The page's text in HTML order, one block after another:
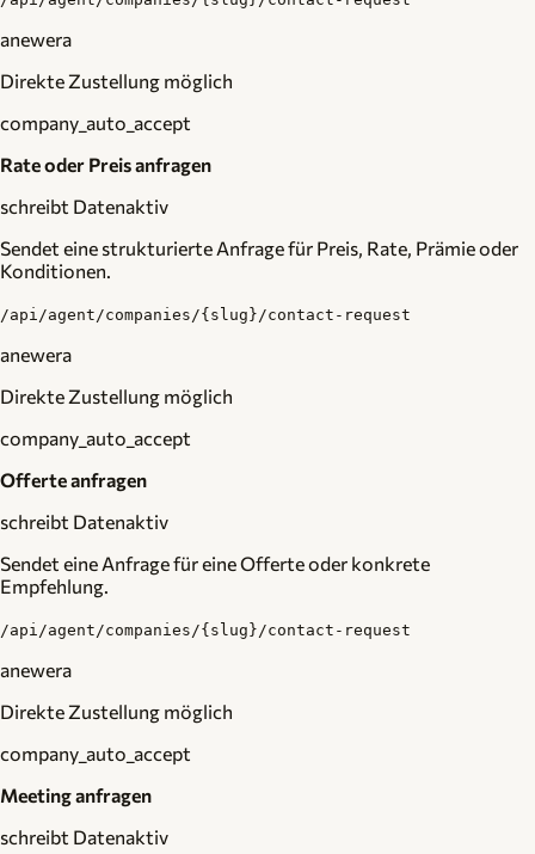
anewera
Direkte Zustellung möglich
company_auto_accept
Rate oder Preis anfragen
schreibt Datenaktiv
Sendet eine strukturierte Anfrage für Preis, Rate, Prämie oder
Konditionen.
/api/agent/companies/{slug}/contact-request
anewera
Direkte Zustellung möglich
company_auto_accept
Offerte anfragen
schreibt Datenaktiv
Sendet eine Anfrage für eine Offerte oder konkrete
Empfehlung.
/api/agent/companies/{slug}/contact-request
anewera
Direkte Zustellung möglich
company_auto_accept
Meeting anfragen
schreibt Datenaktiv